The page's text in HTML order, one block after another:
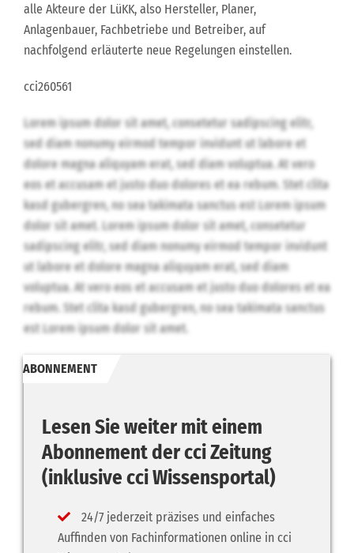
alle Akteure der LüKK, also Hersteller, Planer,
Anlagenbauer, Fachbetriebe und Betreiber, auf
nachfolgend erläuterte neue Regelungen einstellen.
cci260561
Lorem ipsum dolor sit amet, consetetur sadipscing elitr,
sed diam nonumy eirmod tempor invidunt ut labore et
dolore magna aliquyam erat, sed diam voluptua. At vero
eos et accusam et justo duo dolores et ea rebum. Stet clita
kasd gubergren, no sea takimata sanctus est Lorem ipsum
dolor sit amet. Lorem ipsum dolor sit amet, consetetur
sadipscing elitr, sed diam nonumy eirmod tempor invidunt
ut labore et dolore magna aliquyam erat, sed diam
voluptua. At vero eos et accusam et justo duo dolores et ea
rebum. Stet clita kasd gubergren, no sea takimata sanctus
est Lorem ipsum dolor sit amet.
ABONNEMENT
Lesen Sie weiter mit einem
Abonnement der cci Zeitung
(inklusive cci Wissensportal)
24/7 jederzeit präzises und einfaches
Auffinden von Fachinformationen online in cci